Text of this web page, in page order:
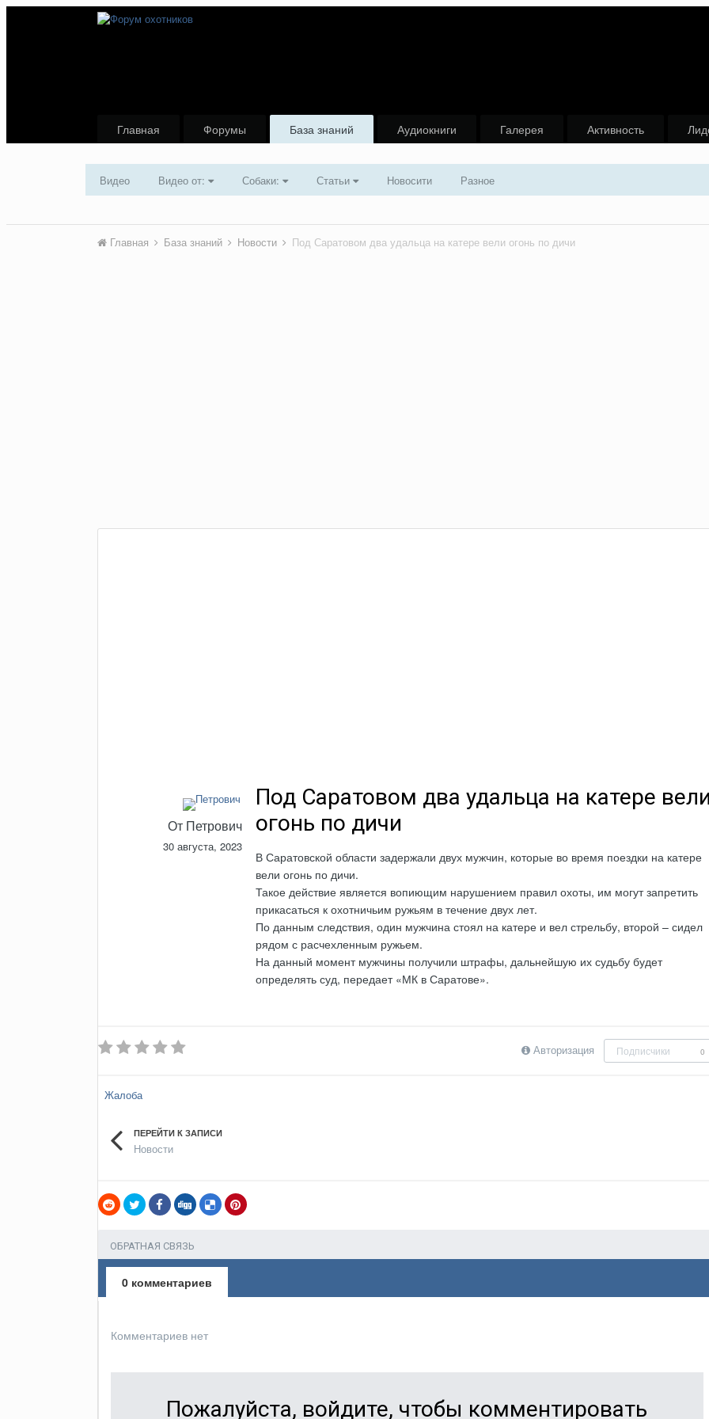
Главная Форумы База знаний
Видео Видео от: Собаки: Статьи Новосити Разное
Аудиокниги Галерея Активность
Главная База знаний Новости Под Саратовом два удальца на катере вели огонь по дичи
От Петрович
30 августа, 2023
Под Саратовом два удальца на катере
огонь по дичи
В Саратовской области задержали двух мужчин, которые во время поездки на катере
вели огонь по дичи.
Такое действие является вопиющим нарушением правил охоты, им могут запретить
прикасаться к охотничьим ружьям в течение двух лет.
По данным следствия, один мужчина стоял на катере и вел стрельбу, второй – сидел
рядом с расчехленным ружьем.
На данный момент мужчины получили штрафы, дальнейшую их судьбу будет
определять суд, передает «МК в Саратове».
Авторизация Подписчики 0
Жалоба
ПЕРЕЙТИ К ЗАПИСИ
Новости
ОБРАТНАЯ СВЯЗЬ
0 комментариев
Комментариев нет
Пожалуйста, войдите, чтобы комментировать